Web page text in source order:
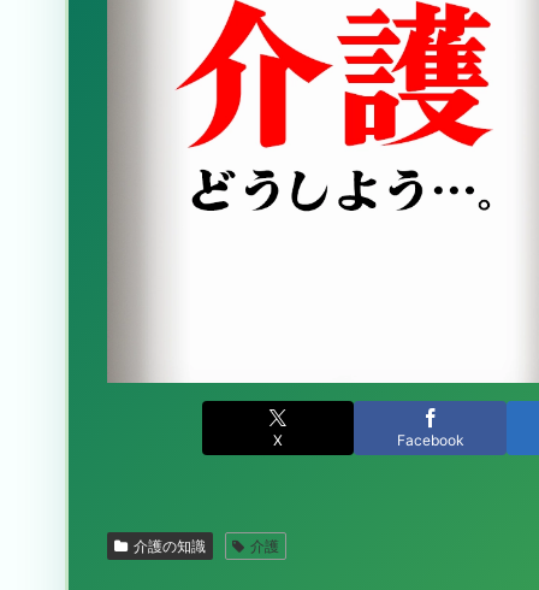
X Facebook
介護の知識 介護